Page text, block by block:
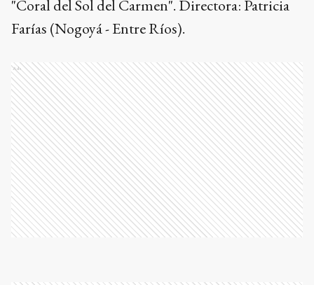
"Coral del Sol del Carmen". Directora: Patricia
Farías (Nogoyá - Entre Ríos).
Ads